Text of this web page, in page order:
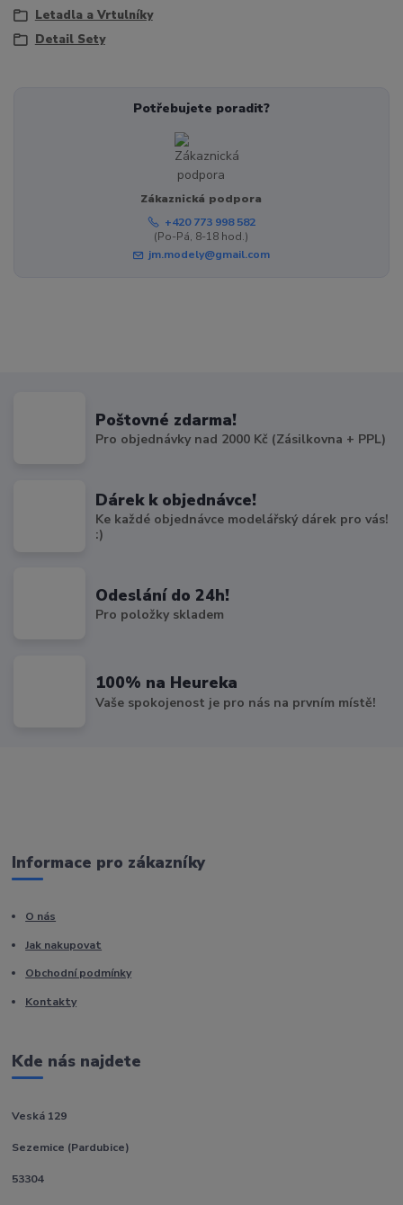
Letadla a Vrtulníky
Detail Sety
Potřebujete poradit?
Zákaznická podpora
+420 773 998 582
(Po-Pá, 8-18 hod.)
jm.modely@gmail.com
Poštovné zdarma!
Pro objednávky nad 2000 Kč (Zásilkovna + PPL)
Dárek k objednávce!
Ke každé objednávce modelářský dárek pro vás!
:)
Odeslání do 24h!
Pro položky skladem
100% na Heureka
Vaše spokojenost je pro nás na prvním místě!
Informace pro zákazníky
O nás
Jak nakupovat
Obchodní podmínky
Kontakty
Kde nás najdete
Veská 129
Sezemice (Pardubice)
53304